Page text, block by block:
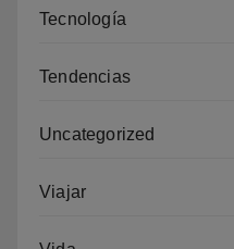
Tecnología
Tendencias
Uncategorized
Viajar